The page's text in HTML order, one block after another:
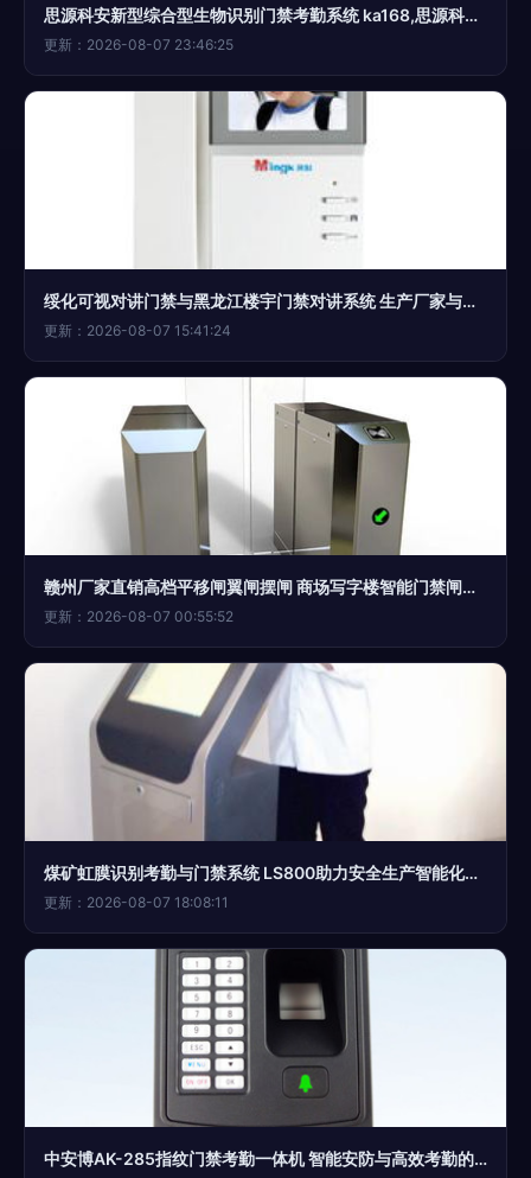
思源科安新型综合型生物识别门禁考勤系统 ka168,思源科安新型综合型生物识别门禁考勤系统 ka168生产厂家,思源科安新型综合型生物识别门禁考勤系统 ka168价格
更新：2026-08-07 23:46:25
绥化可视对讲门禁与黑龙江楼宇门禁对讲系统 生产厂家与价格全面分析
更新：2026-08-07 15:41:24
赣州厂家直销高档平移闸翼闸摆闸 商场写字楼智能门禁闸机首选
更新：2026-08-07 00:55:52
煤矿虹膜识别考勤与门禁系统 LS800助力安全生产智能化升级
更新：2026-08-07 18:08:11
中安博AK-285指纹门禁考勤一体机 智能安防与高效考勤的融合之选